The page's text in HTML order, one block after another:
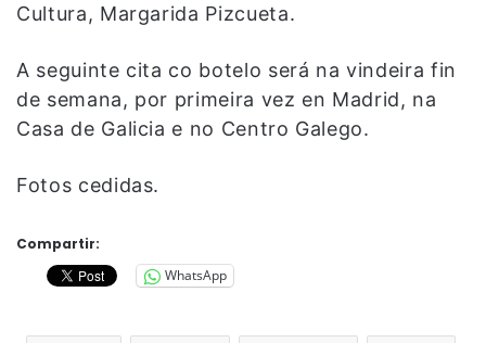
Cultura, Margarida Pizcueta.
A seguinte cita co botelo será na vindeira fin
de semana, por primeira vez en Madrid, na
Casa de Galicia e no Centro Galego.
Fotos cedidas.
Compartir:
WhatsApp